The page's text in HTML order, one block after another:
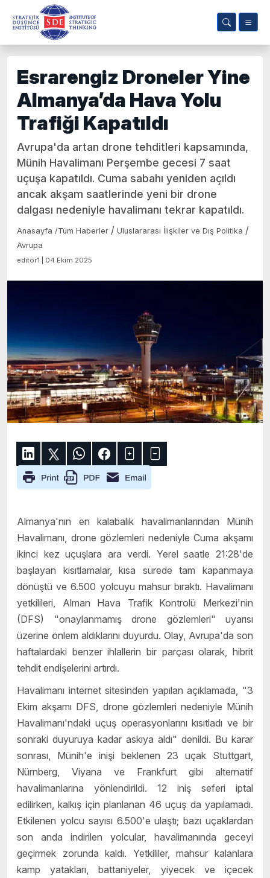
Esrarengiz Droneler Yine
Almanya’da Hava Yolu
Trafiği Kapatıldı
Avrupa'da artan drone tehditleri kapsamında,
Münih Havalimanı Perşembe gecesi 7 saat
uçuşa kapatıldı. Cuma sabahı yeniden açıldı
ancak akşam saatlerinde yeni bir drone
dalgası nedeniyle havalimanı tekrar kapatıldı.
Anasayfa /Tüm Haberler / Uluslararası İlişkiler ve Dış Politika /
Avrupa
editör1 | 04 Ekim 2025
Almanya'nın en kalabalık havalimanlarından Münih
Havalimanı, drone gözlemleri nedeniyle Cuma akşamı
ikinci kez uçuşlara ara verdi. Yerel saatle 21:28'de
başlayan kısıtlamalar, kısa sürede tam kapanmaya
dönüştü ve 6.500 yolcuyu mahsur bıraktı. Havalimanı
yetkilileri, Alman Hava Trafik Kontrolü Merkezi'nin
(DFS) "onaylanmamış drone gözlemleri" uyarısı
üzerine önlem aldıklarını duyurdu. Olay, Avrupa'da son
haftalardaki benzer ihlallerin bir parçası olarak, hibrit
tehdit endişelerini artırdı.
Havalimanı internet sitesinden yapılan açıklamada, "3
Ekim akşamı DFS, drone gözlemleri nedeniyle Münih
Havalimanı'ndaki uçuş operasyonlarını kısıtladı ve bir
sonraki duyuruya kadar askıya aldı" denildi. Bu karar
sonrası, Münih'e inişi beklenen 23 uçak Stuttgart,
Nürnberg, Viyana ve Frankfurt gibi alternatif
havalimanlarına yönlendirildi. 12 iniş seferi iptal
edilirken, kalkış için planlanan 46 uçuş da yapılamadı.
Etkilenen yolcu sayısı 6.500'e ulaştı; bazı uçaklardan
son anda indirilen yolcular, havalimanında geceyi
geçirmek zorunda kaldı. Yetkililer, mahsur kalanlara
kamp yatakları, battaniyeler, yiyecek ve içecek